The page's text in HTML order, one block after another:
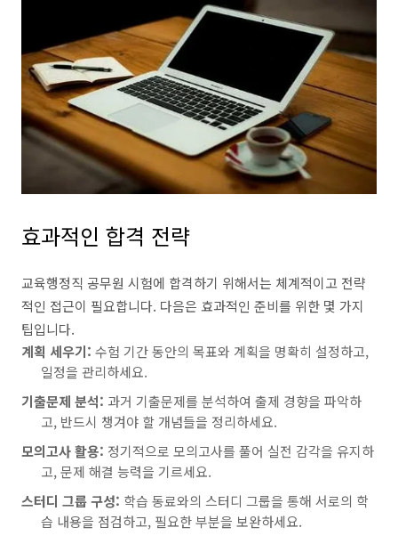
효과적인 합격 전략
교육행정직 공무원 시험에 합격하기 위해서는 체계적이고 전략
적인 접근이 필요합니다. 다음은 효과적인 준비를 위한 몇 가지
팁입니다.
계획 세우기: 수험 기간 동안의 목표와 계획을 명확히 설정하고,
일정을 관리하세요.
기출문제 분석: 과거 기출문제를 분석하여 출제 경향을 파악하
고, 반드시 챙겨야 할 개념들을 정리하세요.
모의고사 활용: 정기적으로 모의고사를 풀어 실전 감각을 유지하
고, 문제 해결 능력을 기르세요.
스터디 그룹 구성: 학습 동료와의 스터디 그룹을 통해 서로의 학
습 내용을 점검하고, 필요한 부분을 보완하세요.